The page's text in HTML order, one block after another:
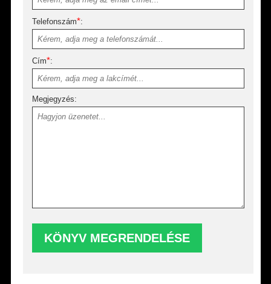
Telefonszám*:
Cím*:
Megjegyzés: